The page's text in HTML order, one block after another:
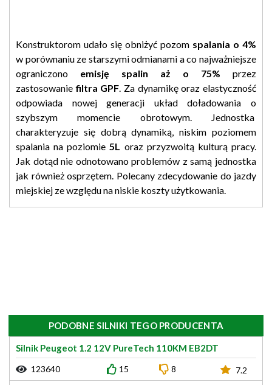
Konstruktorom udało się obniżyć pozom spalania o 4%
w porównaniu ze starszymi odmianami a co najważniejsze
ograniczono emisję spalin aż o 75% przez
zastosowaniefiltra GPF . Za dynamikę oraz elastyczność
odpowiada nowej generacji układ doładowania o
szybszym momencie obrotowym. Jednostka
charakteryzuje się dobrą dynamiką, niskim poziomem
spalania na poziomie 5L
oraz przyzwoitą kulturą pracy.
Jak dotąd nie odnotowano problemów z samą jednostka
jak również osprzętem. Polecany zdecydowanie do jazdy
miejskiej ze względu na niskie koszty użytkowania.
PODOBNE SILNIKI TEGO PRODUCENTA
Silnik Peugeot 1.2 12V PureTech 110KM EB2DT
123640 15 8 7.2